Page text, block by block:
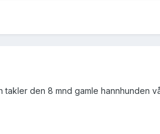
den 8 mnd gamle hannhunden